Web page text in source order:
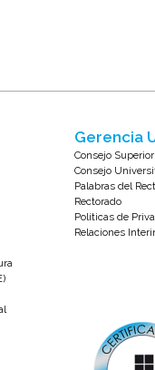
Gerencia
Consejo Superior
Consejo
Palabras del
Rectorado
Políticas de
Relaciones